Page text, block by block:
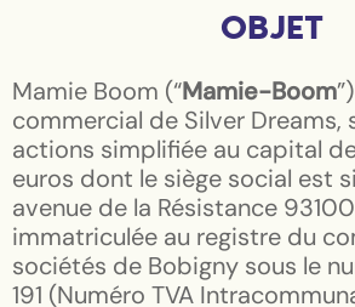
OBJET
Mamie Boom (“Mamie-Boom
commercial de Silver Dreams,
actions simplifiée au capital
euros dont le siège social est
avenue de la Résistance
immatriculée au registre du
sociétés de Bobigny sous le
191 (Numéro TVA